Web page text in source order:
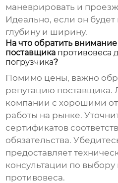
маневрировать и
Идеально, если он
глубину и ширину.
На что обратить
поставщика противовеса
погрузчика?
Помимо цены, важно
репутацию поставщика.
компании с хорошими
работы на рынке.
сертификатов
обязательства.
предоставляет
консультации по
противовеса.